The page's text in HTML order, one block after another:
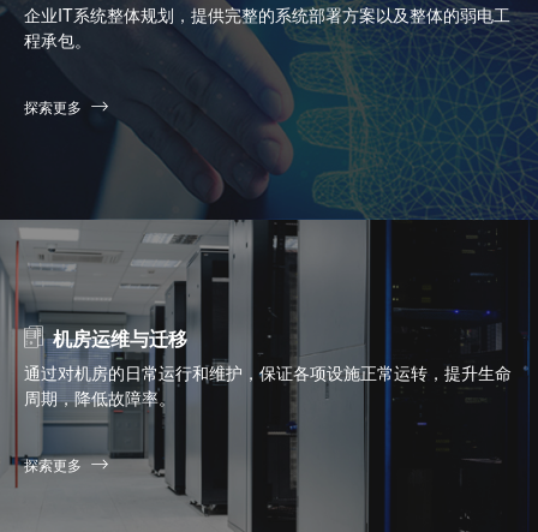
企业IT系统整体规划，提供完整的系统部署方案以及整体的弱电工
程承包。
探索更多
机房运维与迁移
通过对机房的日常运行和维护，保证各项设施正常运转，提升生命
周期，降低故障率。
探索更多